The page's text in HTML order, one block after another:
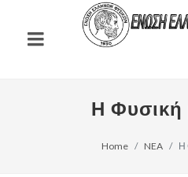
Η Φυσική
Home NEA Η